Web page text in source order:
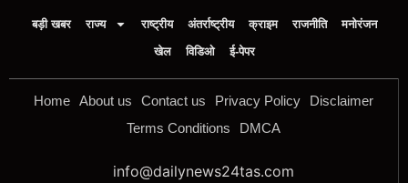
बड़ी खबर राज्य राष्ट्रीय अंतर्राष्ट्रीय क्राइम राजनीति
मनोरंजन
खेल
विडिओ ई-पेपर
Home About us Contact us Privacy Policy
Disclaimer
Terms Conditions
DMCA
info@dailynews24tas.com